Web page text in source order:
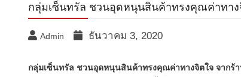
กลุ่มเซ็นทรัล ชวนอุดหนุนสินค้าทรงคุณค่าทาง
Admin ธันวาคม 3, 2020
กลุ่มเซ็นทรัล ชวนอุดหนุนสินค้าทรงคุณค่าทางจิตใจ จากร้